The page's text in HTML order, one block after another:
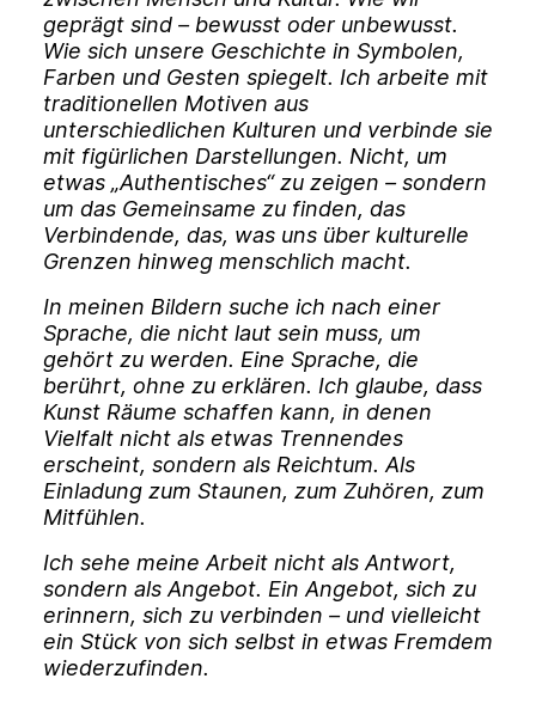
geprägt sind – bewusst oder unbewusst.
Wie sich unsere Geschichte in Symbolen,
Farben und Gesten spiegelt. Ich arbeite mit
traditionellen Motiven aus
unterschiedlichen Kulturen und verbinde sie
mit figürlichen Darstellungen. Nicht, um
etwas „Authentisches“ zu zeigen – sondern
um das Gemeinsame zu finden, das
Verbindende, das, was uns über kulturelle
Grenzen hinweg menschlich macht.
In meinen Bildern suche ich nach einer
Sprache, die nicht laut sein muss, um
gehört zu werden. Eine Sprache, die
berührt, ohne zu erklären. Ich glaube, dass
Kunst Räume schaffen kann, in denen
Vielfalt nicht als etwas Trennendes
erscheint, sondern als Reichtum. Als
Einladung zum Staunen, zum Zuhören, zum
Mitfühlen.
Ich sehe meine Arbeit nicht als Antwort,
sondern als Angebot. Ein Angebot, sich zu
erinnern, sich zu verbinden – und vielleicht
ein Stück von sich selbst in etwas Fremdem
wiederzufinden.